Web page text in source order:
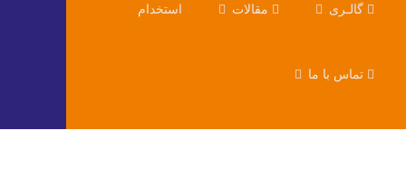
گالـری مقالات استخدام
تماس با ما